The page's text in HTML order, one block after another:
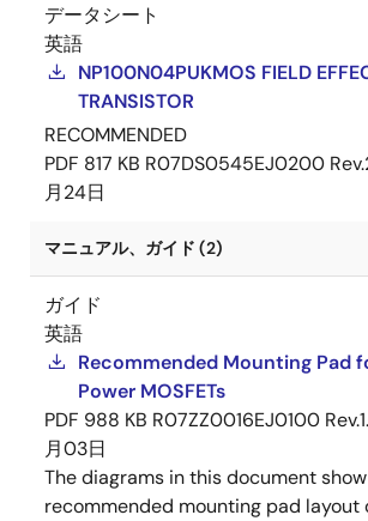
データシート
英語
NP100N04PUKMOS FIELD
TRANSISTOR
RECOMMENDED
PDF 817 KB R07DS0545EJ0200
月24日
マニュアル、ガイド (2)
ガイド
英語
Recommended Mounting Pad
Power MOSFETs
PDF 988 KB R07ZZ0016EJ0100
月03日
The diagrams in this document
recommended mounting pad layout